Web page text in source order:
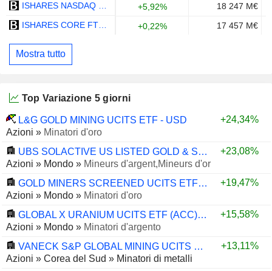
+5,92%
18 247 M€
+0,22% 17 457 M€
Mostra tutto
Top Variazione 5 giorni
L&G GOLD MINING UCITS ETF - USD
+24,34%
Azioni » Minatori d'oro
UBS SOLACTIVE US LISTED GOLD & SILVER MINERS UCITS ETF ACC - USD
+23,08%
Azioni » Mondo » Mineurs d'argent,Mineurs d'or
GOLD MINERS SCREENED UCITS ETF - USD
+19,47%
Azioni » Mondo » Minatori d'oro
GLOBAL X URANIUM UCITS ETF (ACC) - USD
+15,58%
Azioni » Mondo » Minatori d'argento
VANECK S&P GLOBAL MINING UCITS ETF - USD
+13,11%
Azioni » Corea del Sud » Minatori di metalli